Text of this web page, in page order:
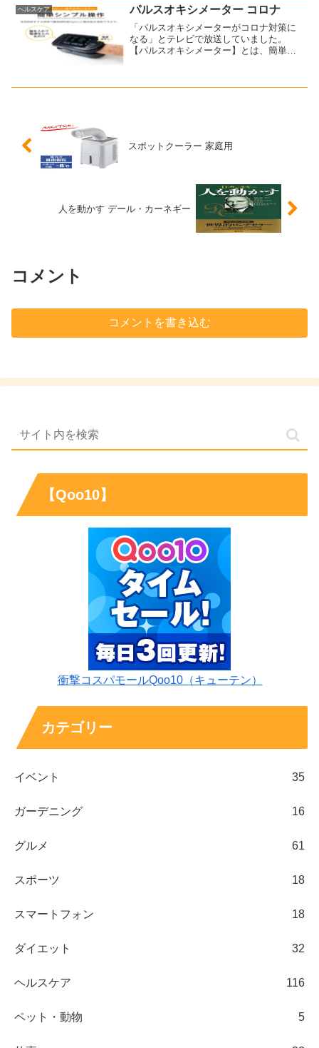
いますが、ほぼ同等品でし...
ヘルスケア パルスオキシメーター コロナ
「パルスオキシメーターがコロナ対策に
なる」とテレビで放送していました。
【パルスオキシメーター】とは、簡単に
スポットクーラー 家庭用
人を動かす デール・カーネギー
コメント
コメントを書き込む
【Qoo10】
衝撃コスパモールQoo10（キューテン）
カテゴリー
イベント 35
ガーデニング 16
グルメ 61
スポーツ 18
スマートフォン 18
ダイエット 32
ヘルスケア 116
ペット・動物 5